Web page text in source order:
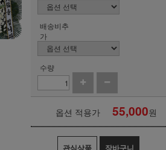
배송비추
가
수량
옵션 적용가 55,000원
관심상품 장바구니